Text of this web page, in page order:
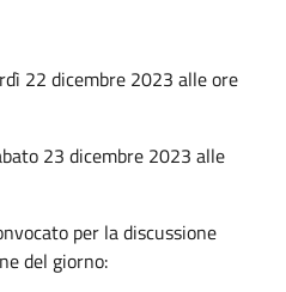
22 dicembre 2023 alle ore
23 dicembre 2023 alle
per la discussione
del giorno: